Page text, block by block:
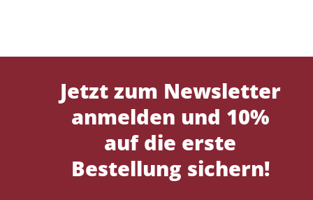
Jetzt zum Newsletter
anmelden und 10%
auf die erste
Bestellung sichern!